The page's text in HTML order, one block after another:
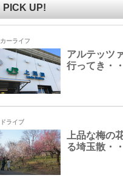
PICK UP!
カーライフ
アルテッツ
行ってき・
ドライブ
上品な梅の
る埼玉散・